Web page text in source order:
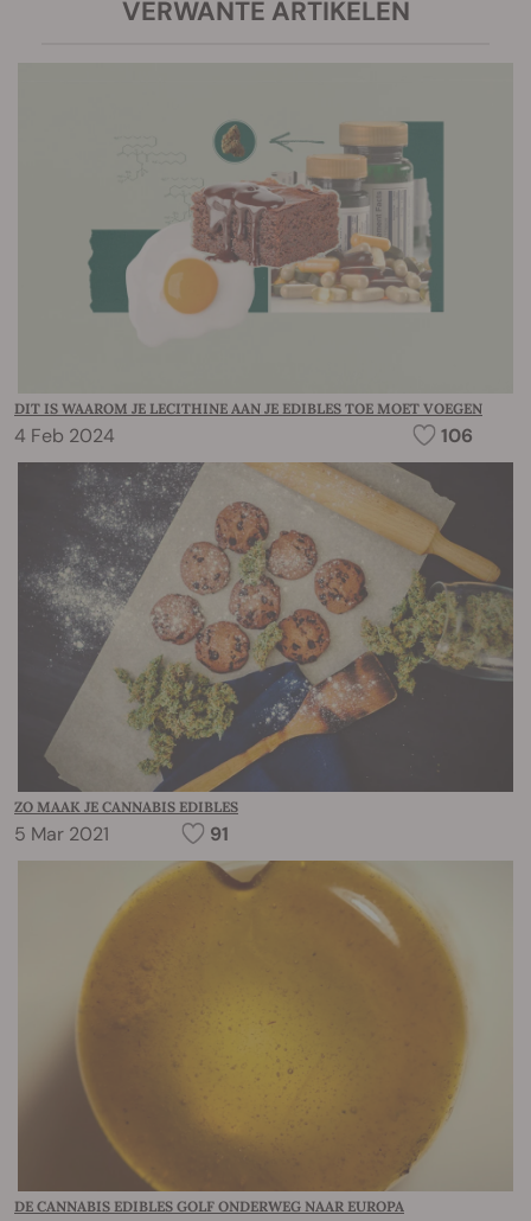
VERWANTE ARTIKELEN
DIT IS WAAROM JE LECITHINE AAN JE EDIBLES TOE MOET VOEGEN
4 Feb 2024 106
ZO MAAK JE CANNABIS EDIBLES
5 Mar 2021 91
DE CANNABIS EDIBLES GOLF ONDERWEG NAAR EUROPA